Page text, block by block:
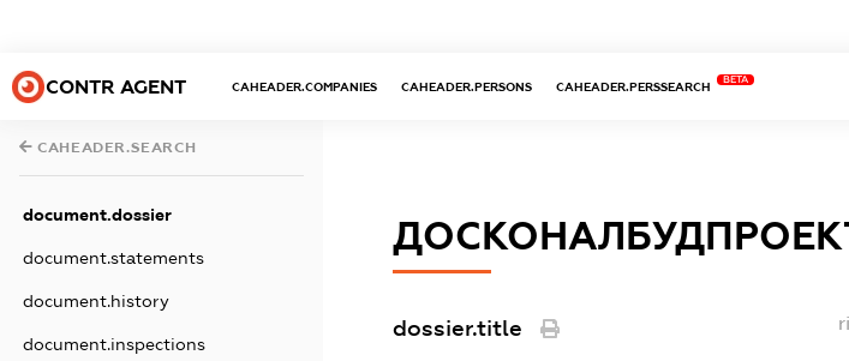
CONTR AGENT CAHEADER.COMPANIES CAHEADER.PERSONS CAHEADER.PERSSEARCH
BETA
CAHEADER.SEARCH
document.dossier
document.statements
document.history
document.inspections
dossier.title